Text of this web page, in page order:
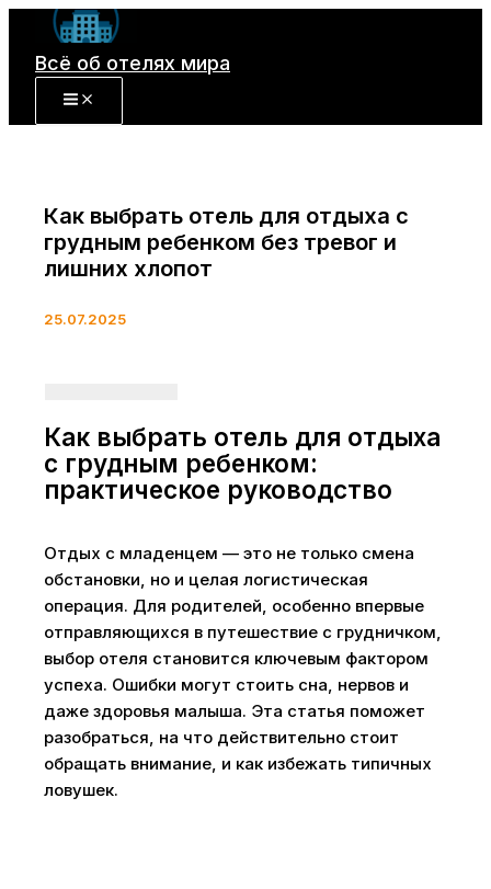
Перейти
содержимому
Всё об отелях мира
Как выбрать отель для отдыха с
грудным ребенком без тревог и
лишних хлопот
25.07.2025
Как выбрать отель для отдыха
с грудным ребенком:
практическое руководство
Отдых с младенцем — это не только смена
обстановки, но и целая логистическая
операция. Для родителей, особенно впервые
отправляющихся в путешествие с грудничком,
выбор отеля становится ключевым фактором
успеха. Ошибки могут стоить сна, нервов и
даже здоровья малыша. Эта статья поможет
разобраться, на что действительно стоит
обращать внимание, и как избежать типичных
ловушек.